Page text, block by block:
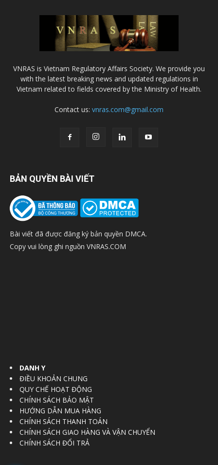
VNRAS is Vietnam Regulatory Affairs Society. We provide you
with the latest breaking news and updated regulations in
Vietnam related to fields covered by the Ministry of Health.
Contact us: vnras.com@gmail.com
BẢN QUYỀN BÀI VIẾT
Bài viết đã được đăng ký bản quyền DMCA.
Copy vui lòng ghi nguồn VNRAS.COM
DANH Y
ĐIỀU KHOẢN CHUNG
QUY CHẾ HOẠT ĐỘNG
CHÍNH SÁCH BẢO MẬT
HƯỚNG DẪN MUA HÀNG
CHÍNH SÁCH THANH TOÁN
CHÍNH SÁCH GIAO HÀNG VÀ VẬN CHUYỂN
CHÍNH SÁCH ĐỔI TRẢ